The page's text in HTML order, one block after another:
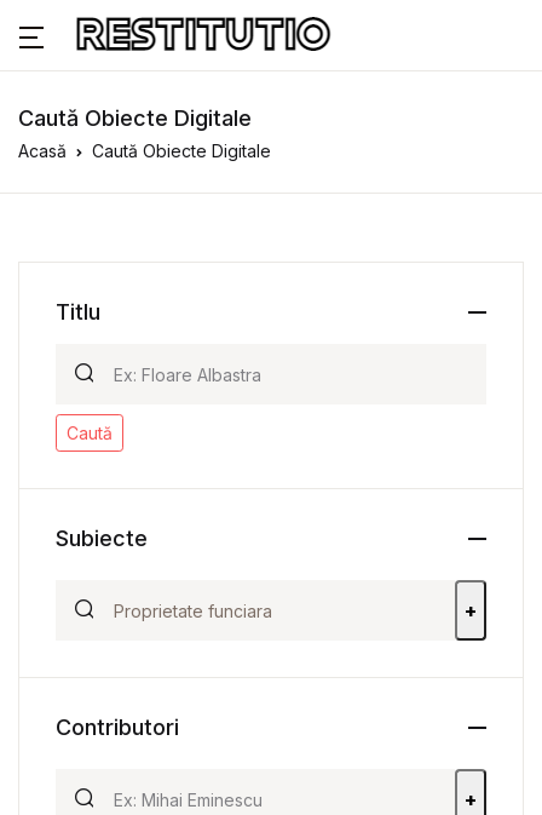
Caută Obiecte Digitale
Acasă Caută Obiecte Digitale
Titlu
Caută
Subiecte
+
Contributori
+